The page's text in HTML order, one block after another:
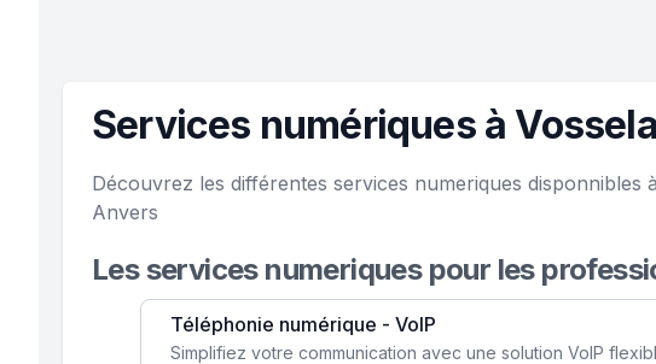
Services numériques à
Découvrez les différentes services numeriques disponnibles
Anvers
Les services numeriques pour les
Téléphonie numérique - VoIP